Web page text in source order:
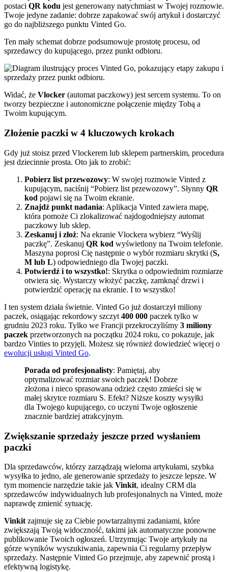
postaci QR kodu jest generowany natychmiast w Twojej rozmowie.
Twoje jedyne zadanie: dobrze zapakować swój artykuł i dostarczyć
go do najbliższego punktu Vinted Go.
Ten mały schemat dobrze podsumowuje prostotę procesu, od
sprzedawcy do kupującego, przez punkt odbioru.
Widać, że Vlocker (automat paczkowy) jest sercem systemu. To on
tworzy bezpieczne i autonomiczne połączenie między Tobą a
Twoim kupującym.
Złożenie paczki w 4 kluczowych krokach
Gdy już stoisz przed Vlockerem lub sklepem partnerskim, procedura
jest dziecinnie prosta. Oto jak to zrobić:
Pobierz list przewozowy: W swojej rozmowie Vinted z
kupującym, naciśnij “Pobierz list przewozowy”. Słynny QR
kod pojawi się na Twoim ekranie.
Znajdź punkt nadania: Aplikacja Vinted zawiera mapę,
która pomoże Ci zlokalizować najdogodniejszy automat
paczkowy lub sklep.
Zeskanuj i złoż: Na ekranie Vlockera wybierz “Wyślij
paczkę”. Zeskanuj QR kod wyświetlony na Twoim telefonie.
Maszyna poprosi Cię następnie o wybór rozmiaru skrytki (S,
M lub L) odpowiedniego dla Twojej paczki.
Potwierdź i to wszystko!: Skrytka o odpowiednim rozmiarze
otwiera się. Wystarczy włożyć paczkę, zamknąć drzwi i
potwierdzić operację na ekranie. I to wszystko!
I ten system działa świetnie. Vinted Go już dostarczył miliony
paczek, osiągając rekordowy szczyt 400 000 paczek tylko w
grudniu 2023 roku. Tylko we Francji przekroczyliśmy 3 miliony
paczek przetworzonych na początku 2024 roku, co pokazuje, jak
bardzo Vinties to przyjęli. Możesz się również dowiedzieć więcej o
ewolucji usługi Vinted Go.
Porada od profesjonalisty: Pamiętaj, aby
optymalizować rozmiar swoich paczek! Dobrze
złożona i nieco sprasowana odzież często zmieści się w
małej skrytce rozmiaru S. Efekt? Niższe koszty wysyłki
dla Twojego kupującego, co uczyni Twoje ogłoszenie
znacznie bardziej atrakcyjnym.
Zwiększanie sprzedaży jeszcze przed wysłaniem
paczki
Dla sprzedawców, którzy zarządzają wieloma artykułami, szybka
wysyłka to jedno, ale generowanie sprzedaży to jeszcze lepsze. W
tym momencie narzędzie takie jak Vinkit, idealny CRM dla
sprzedawców indywidualnych lub profesjonalnych na Vinted, może
naprawdę zmienić sytuację.
Vinkit zajmuje się za Ciebie powtarzalnymi zadaniami, które
zwiększają Twoją widoczność, takimi jak automatyczne ponowne
publikowanie Twoich ogłoszeń. Utrzymując Twoje artykuły na
górze wyników wyszukiwania, zapewnia Ci regularny przepływ
sprzedaży. Następnie Vinted Go przejmuje, aby zapewnić prostą i
efektywną logistykę.